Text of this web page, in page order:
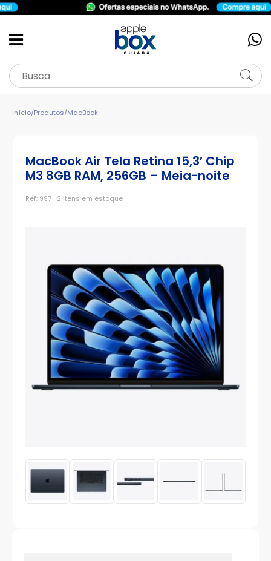
Início/Produtos/MacBook
MacBook Air Tela Retina 15,3′ Chip
M3 8GB RAM, 256GB – Meia-noite
Ref: 997 | 2 itens em estoque